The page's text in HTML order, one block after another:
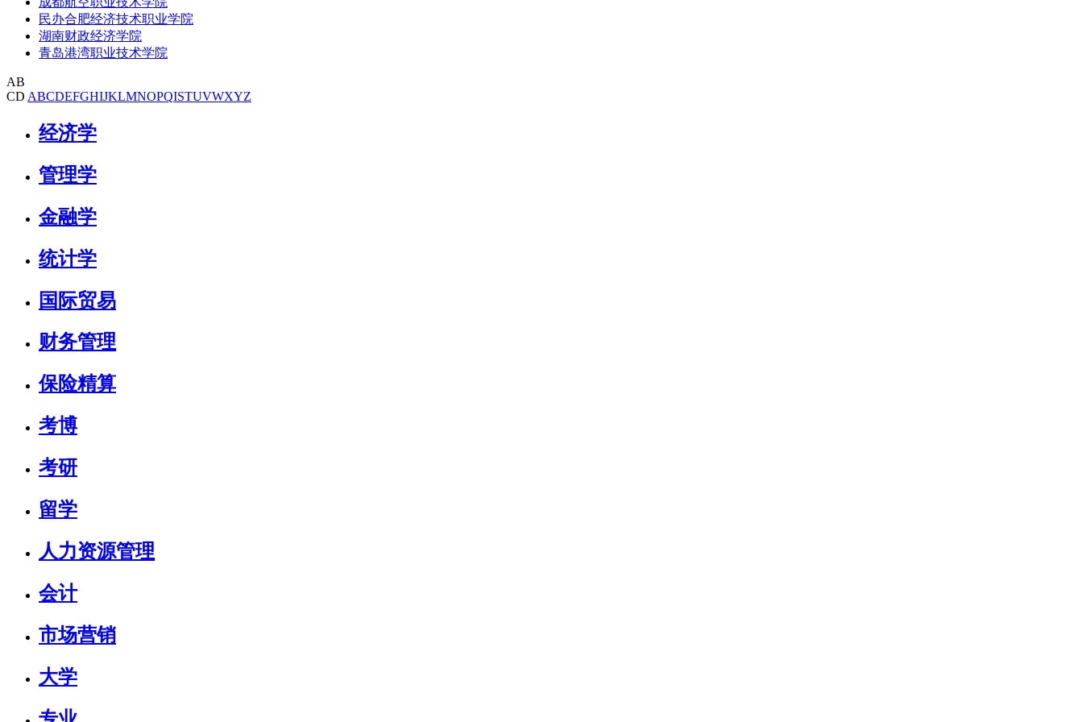
民办合肥经济技术职业学院
湖南财政经济学院
青岛港湾职业技术学院
AB
CD ABCDEFGHIJKLMNOPQISTUVWXYZ
经济学
管理学
金融学
统计学
国际贸易
财务管理
保险精算
考博
考研
留学
人力资源管理
会计
市场营销
大学